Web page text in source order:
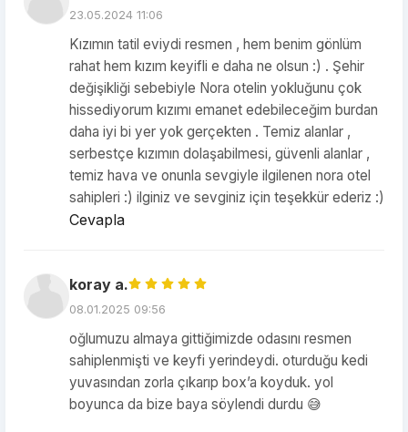
23.05.2024 11:06
Kızımın tatil eviydi resmen , hem benim gönlüm
rahat hem kızım keyifli e daha ne olsun :) . Şehir
değişikliği sebebiyle Nora otelin yokluğunu çok
hissediyorum kızımı emanet edebileceğim burdan
daha iyi bi yer yok gerçekten . Temiz alanlar ,
serbestçe kızımın dolaşabilmesi, güvenli alanlar ,
temiz hava ve onunla sevgiyle ilgilenen nora otel
sahipleri :) ilginiz ve sevginiz için teşekkür ederiz :)
Cevapla
koray a.
08.01.2025 09:56
oğlumuzu almaya gittiğimizde odasını resmen
sahiplenmişti ve keyfi yerindeydi. oturduğu kedi
yuvasından zorla çıkarıp box’a koyduk. yol
boyunca da bize baya söylendi durdu 😅